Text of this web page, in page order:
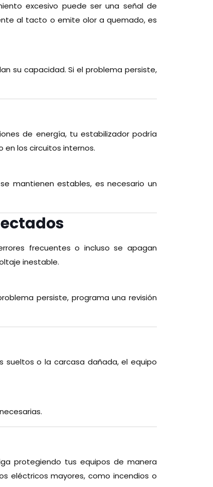
excesivo puede ser una señal de
al tacto o emite olor a quemado, es
su capacidad. Si el problema persiste,
de energía, tu estabilizador podría
en los circuitos internos.
mantienen estables, es necesario un
frecuentes o incluso se apagan
inestable.
persiste, programa una revisión
sueltos o la carcasa dañada, el equipo
protegiendo tus equipos de manera
eléctricos mayores, como incendios o